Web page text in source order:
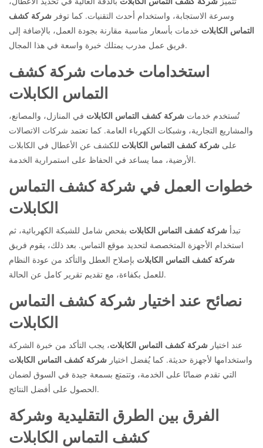
وسرعة الاستجابة، واستخدام أحدث التقنيات. كما توفر شركة كشف
التماس الكابلات خدمات بأسعار مناسبة مقارنة بجودة العمل، بالإضافة إلى
فريق عمل مدرب يمتلك خبرة واسعة في هذا المجال.
استخدامات خدمات شركة كشف
التماس الكابلات
تُستخدم خدمات شركة كشف التماس الكابلات في المنازل، والمصانع،
والمشاريع التجارية، وشبكات الكهرباء العامة. كما تعتمد شركات الاتصالات
على شركة كشف التماس الكابلات للكشف عن الأعطال في الكابلات
الأرضية، مما يساعد في الحفاظ على استمرارية الخدمة.
خطوات العمل في شركة كشف التماس
الكابلات
تبدأ شركة كشف التماس الكابلات بفحص شامل للشبكة الكهربائية، ثم
استخدام الأجهزة المتخصصة لتحديد موقع التماس. بعد ذلك، يقوم فريق
شركة كشف التماس الكابلات بإصلاح العطل والتأكد من عودة النظام
للعمل بكفاءة، مع تقديم تقرير كامل عن الحالة.
نصائح عند اختيار شركة كشف التماس
الكابلات
عند اختيار شركة كشف التماس الكابلات، يجب التأكد من خبرة الشركة
واستخدامها لأجهزة حديثة. كما يُفضل اختيار شركة كشف التماس الكابلات
التي تقدم ضمانًا على الخدمة، وتتمتع بسمعة جيدة في السوق لضمان
الحصول على أفضل النتائج.
الفرق بين الطرق التقليدية وشركة
كشف التماس الكابلات